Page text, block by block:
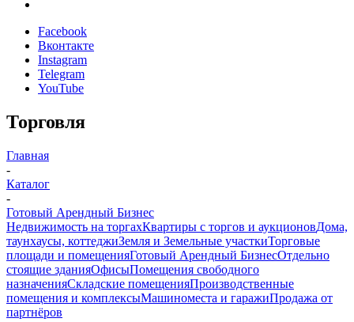
Facebook
Вконтакте
Instagram
Telegram
YouTube
Торговля
Главная
-
Каталог
-
Готовый Арендный Бизнес
Недвижимость на торгахКвартиры с торгов и аукционовДома,
таунхаусы, коттеджиЗемля и Земельные участкиТорговые
площади и помещенияГотовый Арендный БизнесОтдельно
стоящие зданияОфисыПомещения свободного
назначенияСкладские помещенияПроизводственные
помещения и комплексыМашиноместа и гаражиПродажа от
партнёров